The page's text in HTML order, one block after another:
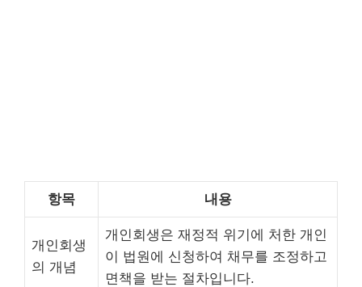
항목 내용
개인회생
의 개념
개인회생은 재정적 위기에 처한 개인
이 법원에 신청하여 채무를 조정하고
면책을 받는 절차입니다.